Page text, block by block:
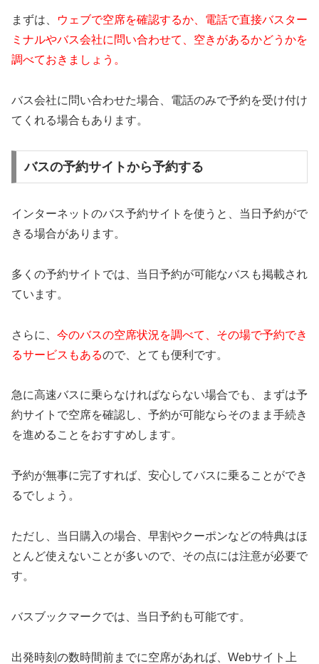
まずは、
ウェブで空席を確認するか、電話で直接バスター
ミナルやバス会社に問い合わせて、空きがあるかどうかを
調べておきましょう。
バス会社に問い合わせた場合、電話のみで予約を受け付け
てくれる場合もあります。
バスの予約サイトから予約する
インターネットのバス予約サイトを使うと、当日予約がで
きる場合があります。
多くの予約サイトでは、当日予約が可能なバスも掲載され
ています。
さらに、 今のバスの空席状況を調べて、その場で予約でき
るサービスもあるので、とても便利です。
急に高速バスに乗らなければならない場合でも、まずは予
約サイトで空席を確認し、予約が可能ならそのまま手続き
を進めることをおすすめします。
予約が無事に完了すれば、安心してバスに乗ることができ
るでしょう。
ただし、当日購入の場合、早割やクーポンなどの特典はほ
とんど使えないことが多いので、その点には注意が必要で
す。
バスブックマークでは、当日予約も可能です。
出発時刻の数時間前までに空席があれば、Webサイト上